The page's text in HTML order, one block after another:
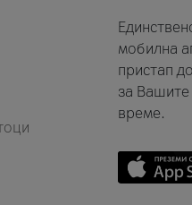
мобилна
пристап
за Вашите
време.